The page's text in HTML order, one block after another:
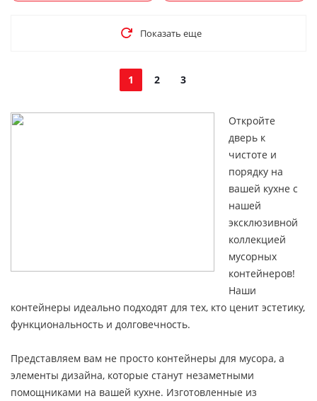
Показать еще
1 2 3
Откройте
дверь к
чистоте и
порядку на
вашей кухне с
нашей
эксклюзивной
коллекцией
мусорных
контейнеров!
Наши
контейнеры идеально подходят для тех, кто ценит эстетику,
функциональность и долговечность.
Представляем вам не просто контейнеры для мусора, а
элементы дизайна, которые станут незаметными
помощниками на вашей кухне. Изготовленные из